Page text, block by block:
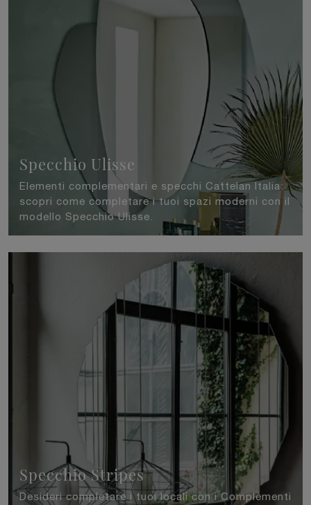
Specchio Ulisse
Elementi complementari e specchi Cattelan Italia:
scopri come completare i tuoi spazi moderni con il
modello Specchio Ulisse.
Specchio Stripes
Desideri completare i tuoi locali con i Complementi